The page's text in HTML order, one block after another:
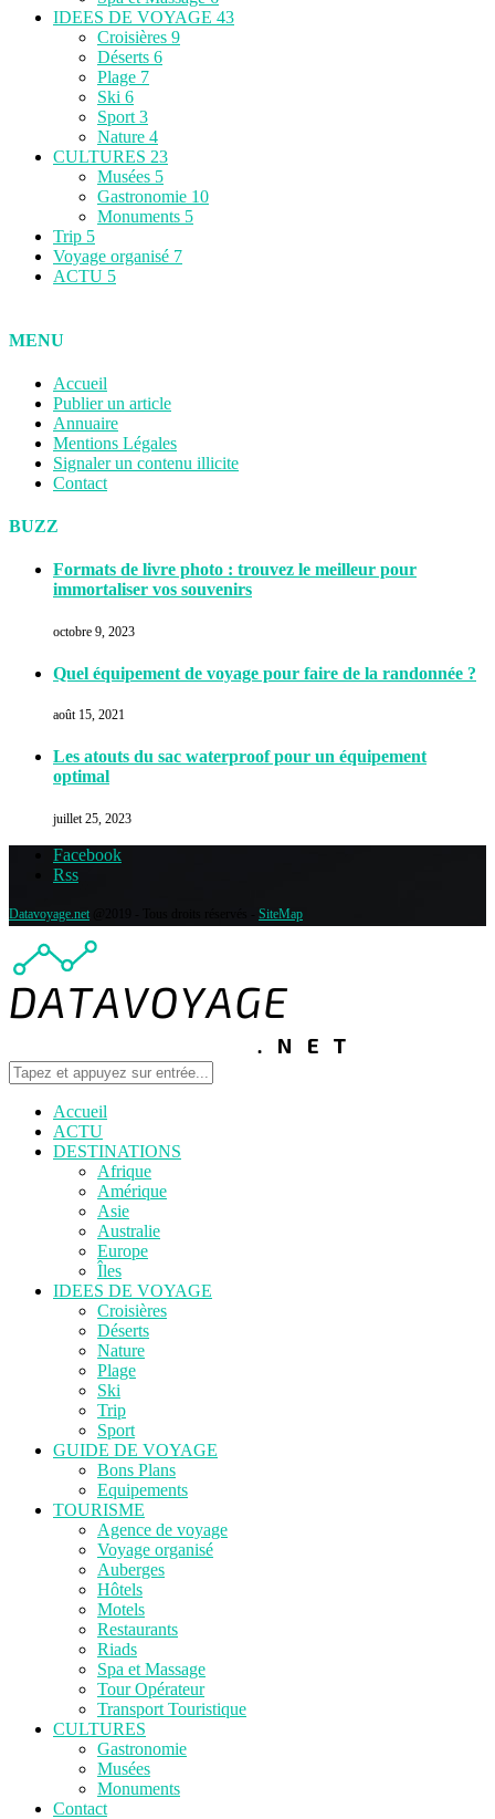
IDEES DE VOYAGE 43
Croisières 9
Déserts 6
Plage 7
Ski 6
Sport 3
Nature 4
CULTURES 23
Musées 5
Gastronomie 10
Monuments 5
Trip 5
Voyage organisé 7
ACTU 5
MENU
Accueil
Publier un article
Annuaire
Mentions Légales
Signaler un contenu illicite
Contact
BUZZ
Formats de livre photo : trouvez le meilleur pour
immortaliser vos souvenirs
octobre 9, 2023
Quel équipement de voyage pour faire de la randonnée ?
août 15, 2021
Les atouts du sac waterproof pour un équipement
optimal
juillet 25, 2023
Facebook
Rss
Datavoyage.net SiteMap
Accueil
ACTU
DESTINATIONS
Afrique
Amérique
Asie
Australie
Europe
Îles
IDEES DE VOYAGE
Croisières
Déserts
Nature
Plage
Ski
Trip
Sport
GUIDE DE VOYAGE
Bons Plans
Equipements
TOURISME
Agence de voyage
Voyage organisé
Auberges
Hôtels
Motels
Restaurants
Riads
Spa et Massage
Tour Opérateur
Transport Touristique
CULTURES
Gastronomie
Musées
Monuments
Contact